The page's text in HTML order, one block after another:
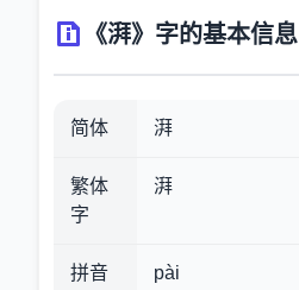
《湃》字的基本信息
简体 湃
繁体
字
湃
拼音 pài